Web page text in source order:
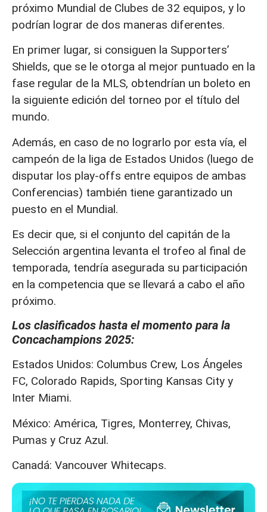
próximo Mundial de Clubes de 32 equipos, y lo
podrían lograr de dos maneras diferentes.
En primer lugar, si consiguen la Supporters’
Shields, que se le otorga al mejor puntuado en la
fase regular de la MLS, obtendrían un boleto en
la siguiente edición del torneo por el título del
mundo.
Además, en caso de no lograrlo por esta vía, el
campeón de la liga de Estados Unidos (luego de
disputar los play-offs entre equipos de ambas
Conferencias) también tiene garantizado un
puesto en el Mundial.
Es decir que, si el conjunto del capitán de la
Selección argentina levanta el trofeo al final de
temporada, tendría asegurada su participación
en la competencia que se llevará a cabo el año
próximo.
Los clasificados hasta el momento para la
Concachampions 2025:
Estados Unidos: Columbus Crew, Los Ángeles
FC, Colorado Rapids, Sporting Kansas City y
Inter Miami.
México: América, Tigres, Monterrey, Chivas,
Pumas y Cruz Azul.
Canadá: Vancouver Whitecaps.